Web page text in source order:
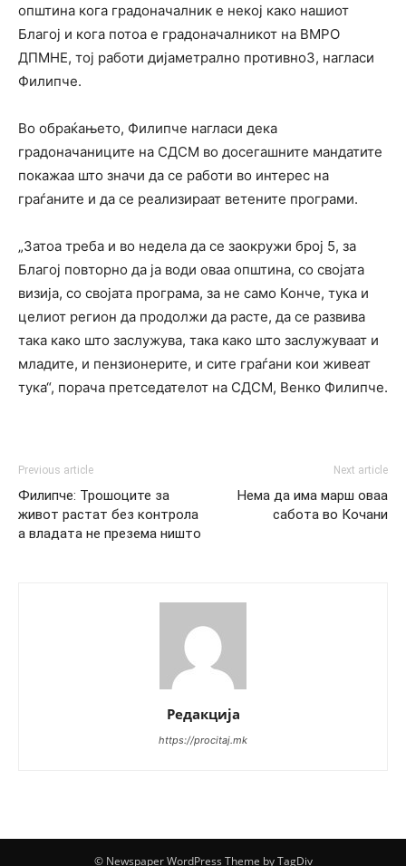
општина кога градоначалник е некој како нашиот
Благој и кога потоа е градоначалникот на ВМРО
ДПМНЕ, тој работи дијаметрално противно3, нагласи
Филипче.
Во обраќањето, Филипче нагласи дека
градоначаниците на СДСМ во досегашните мандатите
покажаа што значи да се работи во интерес на
граѓаните и да се реализираат ветените програми.
„Затоа треба и во недела да се заокружи број 5, за
Благој повторно да ја води оваа општина, со својата
визија, со својата програма, за не само Конче, тука и
целиот регион да продолжи да расте, да се развива
така како што заслужува, така како што заслужуваат и
младите, и пензионерите, и сите граѓани кои живеат
тука“, порача претседателот на СДСМ, Венко Филипче.
Previous article
Филипче: Трошоците за
живот растат без контрола
а владата не презема ништо
Next article
Нема да има марш оваа
сабота во Кочани
Редакција
https://procitaj.mk
© Newspaper WordPress Theme by TagDiv